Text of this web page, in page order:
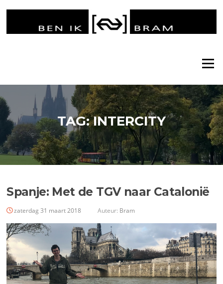
Menu
TAG:INTERCITY
Spanje: Met de TGV naar Catalonië
zaterdag 31 maart 2018 Auteur: Bram